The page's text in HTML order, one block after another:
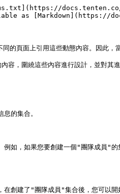
as [Markdown](https://
的頁面上引用這些動態內容。因此
，圍繞這些內容進行設計，並對其
的集合。
例如，如果您要創建一個"團隊成員"
創建了"團隊成員"集合後，您可以